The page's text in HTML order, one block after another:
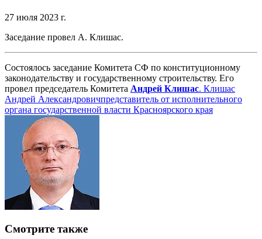
27 июля 2023 г.
Заседание провел А. Клишас.
Состоялось заседание Комитета СФ по конституционному
законодательству и государственному строительству. Его
провел председатель Комитета Андрей Клишас. Клишас
Андрей Александровичпредставитель от исполнительного
органа государственной власти Красноярского края
Смотрите также